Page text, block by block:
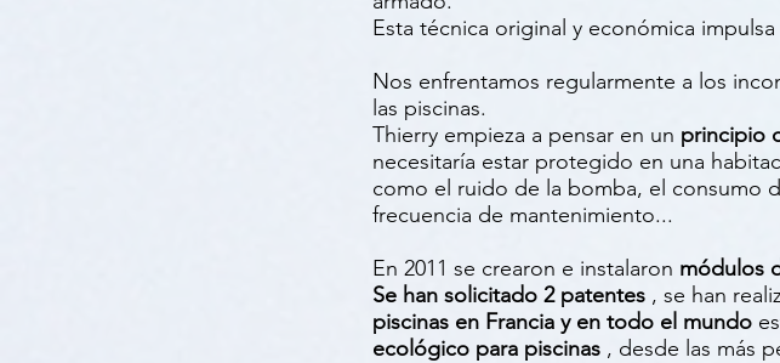
Esta técnica original y económica impulsa
Nos enfrentamos regularmente a los
las piscinas.
Thierry empieza a pensar en un principio
necesitaría estar protegido en una
como el ruido de la bomba, el consumo
frecuencia de mantenimiento...
En 2011 se crearon e instalaron módulos
Se han solicitado 2 patentes , se han
piscinas en Francia y en todo el mundo
ecológico para piscinas , desde las más